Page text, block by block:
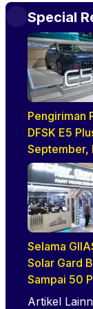
Special
Pengiriman
DFSK E5
September,
Diajak Tur
Selama
Solar Gard
Sampai 50
Artikel